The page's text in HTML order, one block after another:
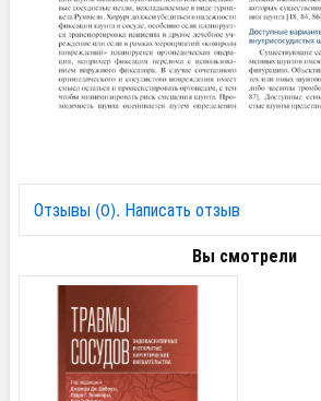
Отзывы (0). Написать отзыв
Вы смотрели